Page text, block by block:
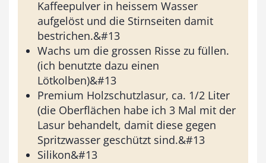
Kaffeepulver in heissem Wasser
aufgelöst und die Stirnseiten damit
bestrichen.&#13
Wachs um die grossen Risse zu füllen.
(ich benutzte dazu einen
Lötkolben)&#13
Premium Holzschutzlasur, ca. 1/2 Liter
(die Oberflächen habe ich 3 Mal mit der
Lasur behandelt, damit diese gegen
Spritzwasser geschützt sind.&#13
Silikon&#13